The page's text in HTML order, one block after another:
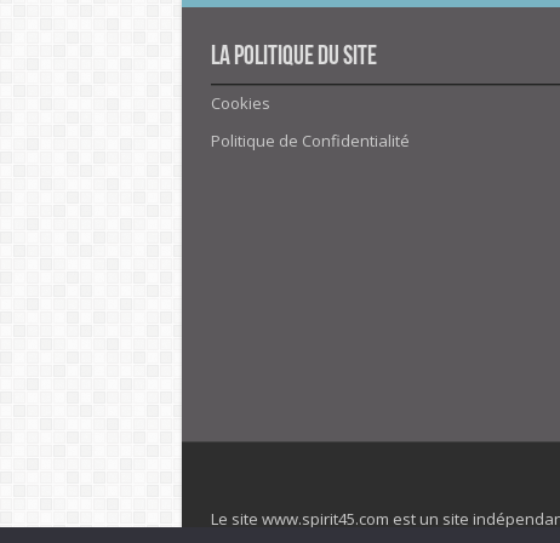
La politique du site
Cookies
Politique de Confidentialité
Le site www.spirit45.com est un site